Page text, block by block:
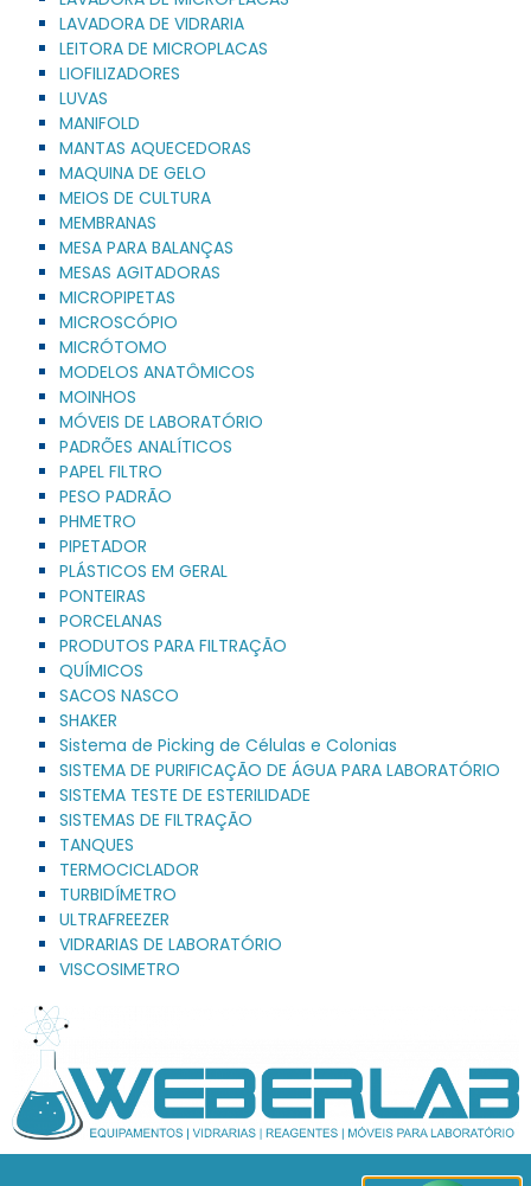
LAVADORA DE VIDRARIA
LEITORA DE MICROPLACAS
LIOFILIZADORES
LUVAS
MANIFOLD
MANTAS AQUECEDORAS
MAQUINA DE GELO
MEIOS DE CULTURA
MEMBRANAS
MESA PARA BALANÇAS
MESAS AGITADORAS
MICROPIPETAS
MICROSCÓPIO
MICRÓTOMO
MODELOS ANATÔMICOS
MOINHOS
MÓVEIS DE LABORATÓRIO
PADRÕES ANALÍTICOS
PAPEL FILTRO
PESO PADRÃO
PHMETRO
PIPETADOR
PLÁSTICOS EM GERAL
PONTEIRAS
PORCELANAS
PRODUTOS PARA FILTRAÇÃO
QUÍMICOS
SACOS NASCO
SHAKER
Sistema de Picking de Células e Colonias
SISTEMA DE PURIFICAÇÃO DE ÁGUA PARA LABORATÓRIO
SISTEMA TESTE DE ESTERILIDADE
SISTEMAS DE FILTRAÇÃO
TANQUES
TERMOCICLADOR
TURBIDÍMETRO
ULTRAFREEZER
VIDRARIAS DE LABORATÓRIO
VISCOSIMETRO